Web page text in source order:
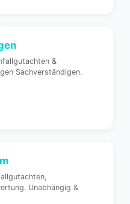
&
Sachverständigen.
Unabhängig &